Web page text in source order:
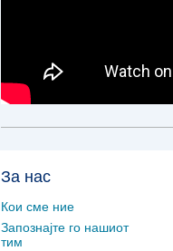
За нас
Кои сме ние
Запознајте го нашиот
тим